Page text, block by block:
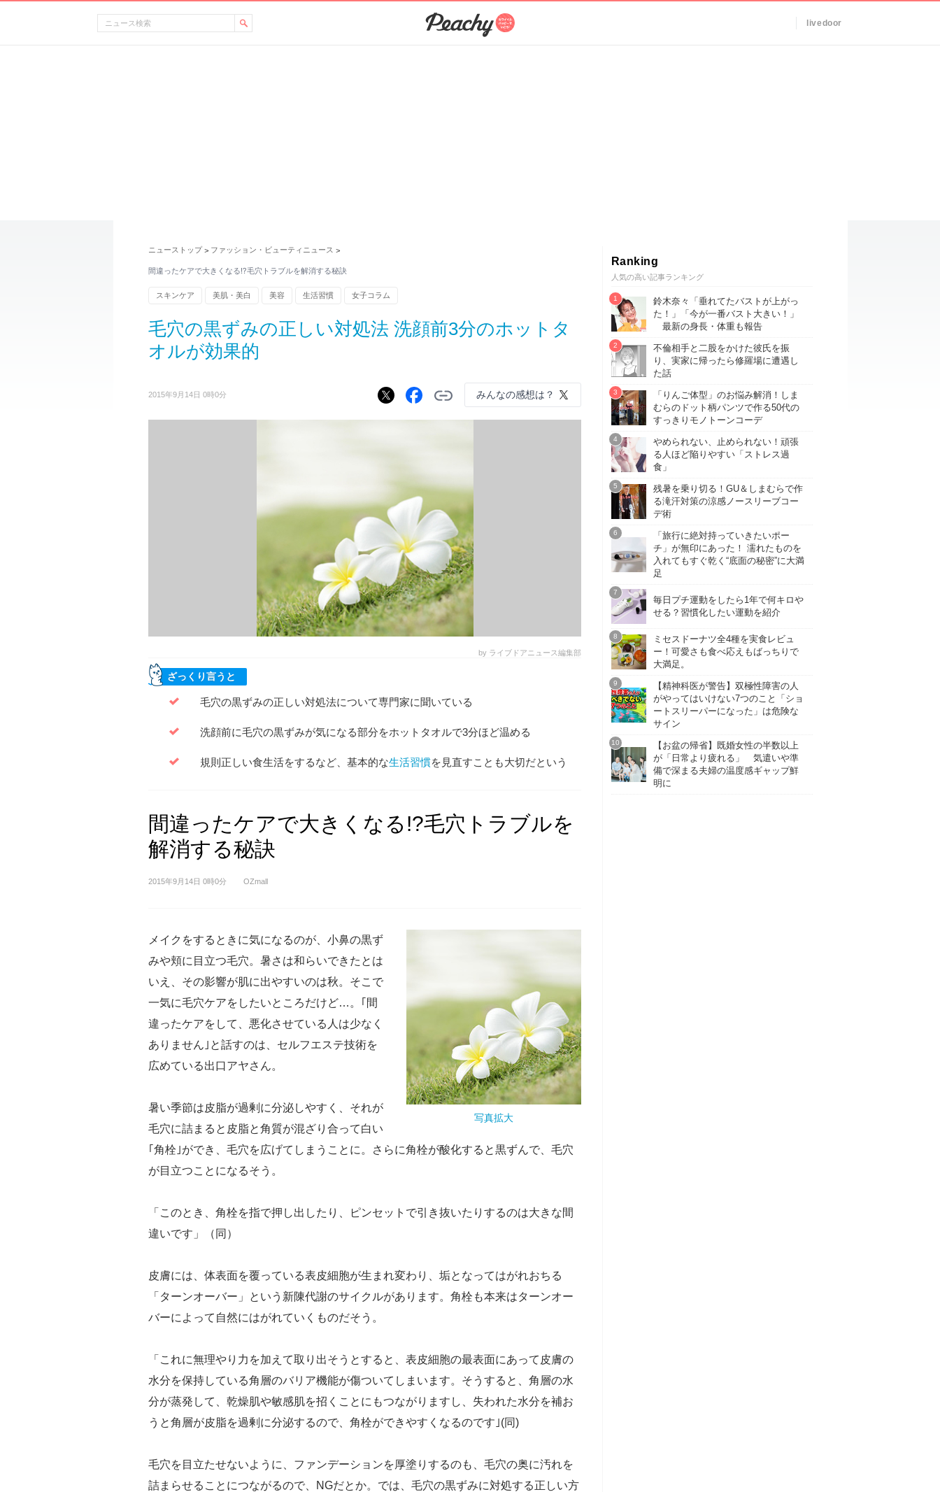
livedoor
ニューストップ > ファッション・ビューティニュース >
間違ったケアで大きくなる!?毛穴トラブルを解消する秘訣
スキンケア 美肌・美白 美容 生活習慣 女子コラム
毛穴の黒ずみの正しい対処法 洗顔前3分のホットタ
オルが効果的
2015年9月14日 0時0分 みんなの感想は？
by ライブドアニュース編集部
ざっくり言うと
毛穴の黒ずみの正しい対処法について専門家に聞いている
洗顔前に毛穴の黒ずみが気になる部分をホットタオルで3分ほど温める
規則正しい食生活をするなど、基本的な生活習慣を見直すことも大切だという
間違ったケアで大きくなる!?毛穴トラブルを
解消する秘訣
2015年9月14日 0時0分 OZmall
写真拡大
メイクをするときに気になるのが、小鼻の黒ず
みや頬に目立つ毛穴。暑さは和らいできたとは
いえ、その影響が肌に出やすいのは秋。そこで
一気に毛穴ケアをしたいところだけど…。｢間
違ったケアをして、悪化させている人は少なく
ありません｣と話すのは、セルフエステ技術を
広めている出口アヤさん。
暑い季節は皮脂が過剰に分泌しやすく、それが
毛穴に詰まると皮脂と角質が混ざり合って白い
｢角栓｣ができ、毛穴を広げてしまうことに。さらに角栓が酸化すると黒ずんで、毛穴
が目立つことになるそう。
「このとき、角栓を指で押し出したり、ピンセットで引き抜いたりするのは大きな間
違いです」（同）
皮膚には、体表面を覆っている表皮細胞が生まれ変わり、垢となってはがれおちる
「ターンオーバー」という新陳代謝のサイクルがあります。角栓も本来はターンオー
バーによって自然にはがれていくものだそう。
「これに無理やり力を加えて取り出そうとすると、表皮細胞の最表面にあって皮膚の
水分を保持している角層のバリア機能が傷ついてしまいます。そうすると、角層の水
分が蒸発して、乾燥肌や敏感肌を招くことにもつながりますし、失われた水分を補お
うと角層が皮脂を過剰に分泌するので、角栓ができやすくなるのです｣(同)
毛穴を目立たせないように、ファンデーションを厚塗りするのも、毛穴の奥に汚れを
詰まらせることにつながるので、NGだとか。では、毛穴の黒ずみに対処する正しい方
Ranking
人気の高い記事ランキング
鈴木奈々「垂れてたバストが上がっ
た！」「今が一番バスト大きい！」
最新の身長・体重も報告
不倫相手と二股をかけた彼氏を振
り、実家に帰ったら修羅場に遭遇し
た話
「りんご体型」のお悩み解消！しま
むらのドット柄パンツで作る50代の
すっきりモノトーンコーデ
やめられない、止められない！頑張
る人ほど陥りやすい「ストレス過
食」
残暑を乗り切る！GU＆しまむらで作
る滝汗対策の涼感ノースリーブコー
デ術
「旅行に絶対持っていきたいポー
チ」が無印にあった！ 濡れたものを
入れてもすぐ乾く“底面の秘密”に大満
足
毎日プチ運動をしたら1年で何キロや
せる？習慣化したい運動を紹介
ミセスドーナツ全4種を実食レビュ
ー！可愛さも食べ応えもばっちりで
大満足。
【精神科医が警告】双極性障害の人
がやってはいけない7つのこと「ショ
ートスリーパーになった」は危険な
サイン
【お盆の帰省】既婚女性の半数以上
が「日常より疲れる」 気遣いや準
備で深まる夫婦の温度感ギャップ鮮
明に